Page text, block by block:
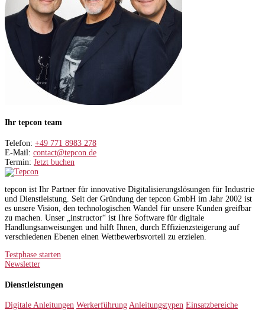
Ihr tepcon team
Telefon: +49 771 8983 278
E-Mail: contact@tepcon.de
Termin: Jetzt buchen
tepcon ist Ihr Partner für innovative Digitalisierungslösungen für Industrie
und Dienstleistung. Seit der Gründung der tepcon GmbH im Jahr 2002 ist
es unsere Vision, den technologischen Wandel für unsere Kunden greifbar
zu machen. Unser „instructor“ ist Ihre Software für digitale
Handlungsanweisungen und hilft Ihnen, durch Effizienzsteigerung auf
verschiedenen Ebenen einen Wettbewerbsvorteil zu erzielen.
Testphase starten
Newsletter
Dienstleistungen
Digitale Anleitungen Werkerführung Anleitungstypen Einsatzbereiche